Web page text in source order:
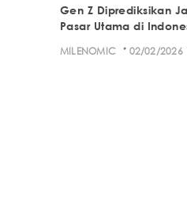
Gen Z Diprediksikan
Pasar Utama di
MILENOMIC · 02/02/2026